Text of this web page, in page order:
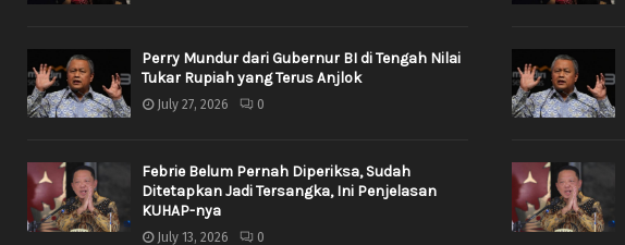
Perry Mundur dari Gubernur BI di Tengah Nilai
Tukar Rupiah yang Terus Anjlok
July 27, 2026 0
Febrie Belum Pernah Diperiksa, Sudah
Ditetapkan Jadi Tersangka, Ini Penjelasan
KUHAP-nya
July 13, 2026 0